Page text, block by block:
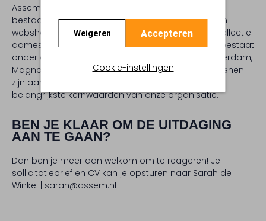
Weigeren Accepteren
Cookie-instellingen
Assem is een familiebedrijf dat momenteel 111 jaar
bestaat en beschikt over 10 verkooppunten en een
webshop: www.assem.nl. Onze zeer uitgebreide collectie
dames-, herenschoenen, tassen en accessoires bestaat
onder andere uit merken als UGG, Shabbies Amsterdam,
Magnanni, Santoni en Toral. Als fijnproever in schoenen
zijn aandacht, vakmanschap en eigenzinnig de
belangrijkste kernwaarden van onze organisatie.
BEN JE KLAAR OM DE UITDAGING
AAN TE GAAN?
Dan ben je meer dan welkom om te reageren! Je
sollicitatiebrief en CV kan je opsturen naar Sarah de
Winkel | sarah@assem.nl